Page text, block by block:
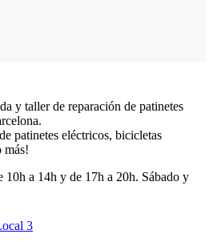
y taller de reparación de patinetes
patinetes eléctricos, bicicletas
más!
a 14h y de 17h a 20h. Sábado y
3